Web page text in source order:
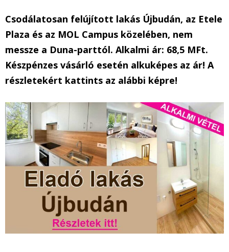
Csodálatosan felújított lakás Újbudán, az Etele
Plaza és az MOL Campus közelében, nem
messze a Duna-parttól. Alkalmi ár: 68,5 MFt.
Készpénzes vásárló esetén alkuképes az ár! A
részletekért kattints az alábbi képre!